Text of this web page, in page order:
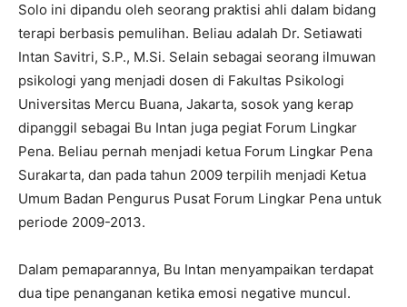
Solo ini dipandu oleh seorang praktisi ahli dalam bidang
terapi berbasis pemulihan. Beliau adalah Dr. Setiawati
Intan Savitri, S.P., M.Si. Selain sebagai seorang ilmuwan
psikologi yang menjadi dosen di Fakultas Psikologi
Universitas Mercu Buana, Jakarta, sosok yang kerap
dipanggil sebagai Bu Intan juga pegiat Forum Lingkar
Pena. Beliau pernah menjadi ketua Forum Lingkar Pena
Surakarta, dan pada tahun 2009 terpilih menjadi Ketua
Umum Badan Pengurus Pusat Forum Lingkar Pena untuk
periode 2009-2013.
Dalam pemaparannya, Bu Intan menyampaikan terdapat
dua tipe penanganan ketika emosi negative muncul.